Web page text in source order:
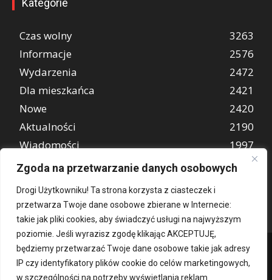
Zgoda na przetwarzanie danych osobowych
Drogi Użytkowniku! Ta strona korzysta z ciasteczek i
przetwarza Twoje dane osobowe zbierane w Internecie:
takie jak pliki cookies, aby świadczyć usługi na najwyższym
poziomie. Jeśli wyrazisz zgodę klikając AKCEPTUJĘ,
będziemy przetwarzać Twoje dane osobowe takie jak adresy
IP czy identyfikatory plików cookie do celów marketingowych,
w szczególności na potrzeby wyświetlania reklam
Kategorie
Czas wolny
3263
Informacje
2576
Wydarzenia
2472
Dla mieszkańca
2421
Nowe
2420
Aktualności
2190
Wiadomości
1997
REKLAMA
849